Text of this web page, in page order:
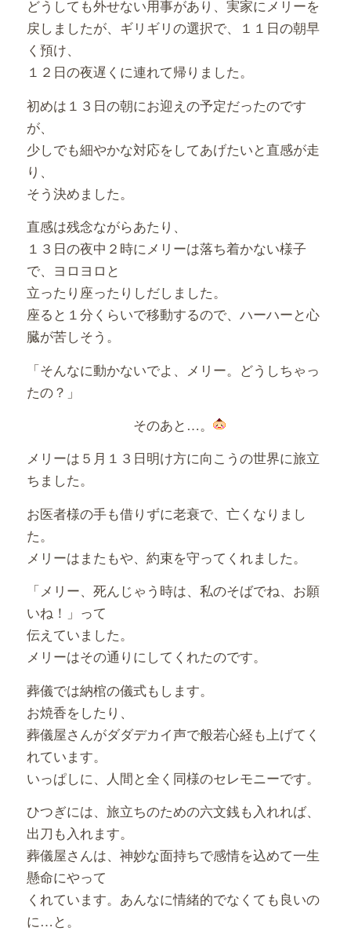
どうしても外せない用事があり、実家にメリーを
戻しましたが、ギリギリの選択で、１１日の朝早
く預け、
１２日の夜遅くに連れて帰りました。
初めは１３日の朝にお迎えの予定だったのです
が、
少しでも細やかな対応をしてあげたいと直感が走
り、
そう決めました。
直感は残念ながらあたり、
１３日の夜中２時にメリーは落ち着かない様子
で、ヨロヨロと
立ったり座ったりしだしました。
座ると１分くらいで移動するので、ハーハーと心
臓が苦しそう。
「そんなに動かないでよ、メリー。どうしちゃっ
たの？」
そのあと…。
メリーは５月１３日明け方に向こうの世界に旅立
ちました。
お医者様の手も借りずに老衰で、亡くなりまし
た。
メリーはまたもや、約束を守ってくれました。
「メリー、死んじゃう時は、私のそばでね、お願
いね！」って
伝えていました。
メリーはその通りにしてくれたのです。
葬儀では納棺の儀式もします。
お焼香をしたり、
葬儀屋さんがダダデカイ声で般若心経も上げてく
れています。
いっぱしに、人間と全く同様のセレモニーです。
ひつぎには、旅立ちのための六文銭も入れれば、
出刀も入れます。
葬儀屋さんは、神妙な面持ちで感情を込めて一生
懸命にやって
くれています。あんなに情緒的でなくても良いの
に…と。